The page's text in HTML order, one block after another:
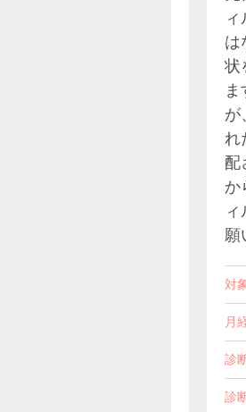
は
状
が
れ
配
か
願
対
月
診
診